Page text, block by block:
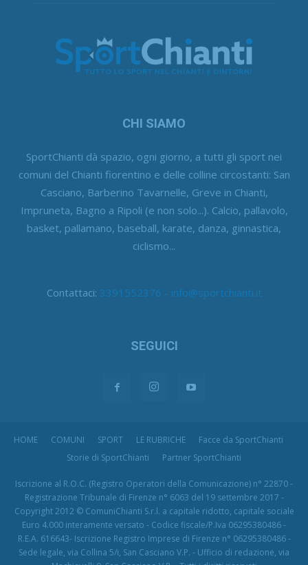
CHI SIAMO
SportChianti dà spazio, ogni giorno, a tutti gli sport nei
comuni del Chianti fiorentino e delle colline circostanti: San
Casciano, Barberino Tavarnelle, Greve in Chianti,
Impruneta, Bagno a Ripoli (e non solo...). Calcio, pallavolo,
basket, pallamano, baseball, karate, danza, ginnastica,
ciclismo...
Contattaci: 3391552376 - info@sportchianti.it
SEGUICI
HOME COMUNI SPORT LE RUBRICHE
Facce da SportChianti
Storie di SportChianti
Partner SportChianti
Iscrizione al R.O.C. (Registro Operatori della Comunicazione) n° 22870 -
Registrazione Tribunale di Firenze n° 6063 del 19 settembre 2017 -
Copyright 2012 © ComuniChianti S.r.l. a capitale ridotto, capitale sociale
Euro 4.000 interamente versato - Codice fiscale/P.Iva 06295380486 -
R.E.A. 616643- Iscrizione Registro Imprese di Firenze n° 06295380486 -
Sede legale, via Collina 5/i, San Casciano V.P. - Ufficio di redazione, via